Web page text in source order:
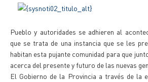
Pueblo y autoridades se adhieren al
que se trata de una instancia que se les
habitan esta pujante comunidad para que
acerca del presente y futuro de las nuevas
El Gobierno de la Provincia a través de la